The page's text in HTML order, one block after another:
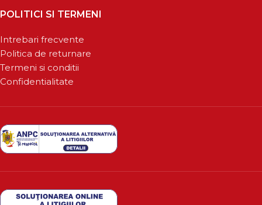
POLITICI SI TERMENI
Intrebari frecvente
Politica de returnare
Termeni si conditii
Confidentialitate